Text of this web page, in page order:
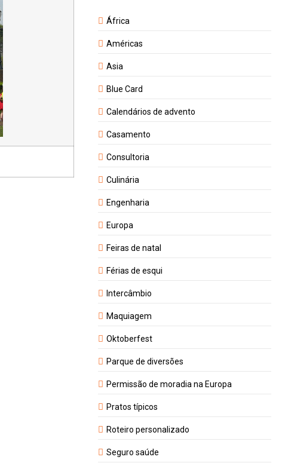
África
Américas
Asia
Blue Card
Calendários de advento
Casamento
Consultoria
Culinária
Engenharia
Europa
Feiras de natal
Férias de esqui
Intercâmbio
Maquiagem
Oktoberfest
Parque de diversões
Permissão de moradia na Europa
Pratos típicos
Roteiro personalizado
Seguro saúde